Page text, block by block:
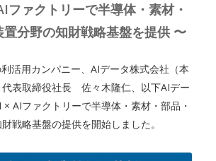
ファクトリーで半導体・素材・
分野の知財戦略基盤を提供 〜
活用カンパニー、AIデータ株式会社（本
代表取締役社長 佐々木隆仁、以下AIデー
× AIファクトリーで半導体・素材・部品・
戦略基盤の提供を開始しました。